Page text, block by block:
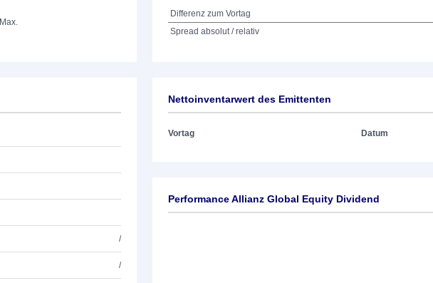
Max.
Differenz zum Vortag
Spread absolut / relativ
/
/
Nettoinventarwert des Emittenten
Vortag Datum
Performance Allianz Global Equity Dividend